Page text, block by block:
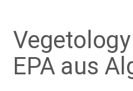
EPA aus